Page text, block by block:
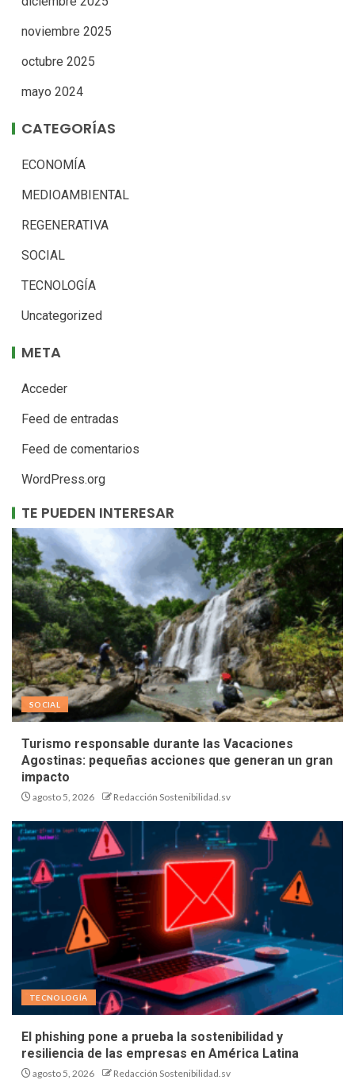
noviembre 2025
octubre 2025
mayo 2024
CATEGORÍAS
ECONOMÍA
MEDIOAMBIENTAL
REGENERATIVA
SOCIAL
TECNOLOGÍA
Uncategorized
META
Acceder
Feed de entradas
Feed de comentarios
WordPress.org
TE PUEDEN INTERESAR
SOCIAL
Turismo responsable durante las Vacaciones
Agostinas: pequeñas acciones que generan un gran
impacto
agosto 5, 2026 Redacción Sostenibilidad.sv
TECNOLOGÍA
El phishing pone a prueba la sostenibilidad y
resiliencia de las empresas en América Latina
agosto 5, 2026 Redacción Sostenibilidad.sv